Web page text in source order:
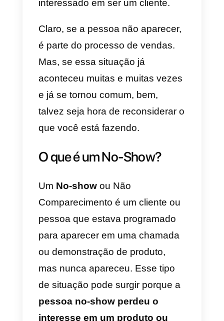
os potenciais clientes não
avisam. Ou seja, você nunca
receberá uma mensagem
informando que seu cliente não
irá comparecer à demonstração
ou à ligação, não há e-mails e
isso supõe uma carga de
estresse maior para os
Poucas coisas são mais irritantes
do que gastar tempo com um
cliente em potencial, apenas
descobrir que ele não está
interessado em ser um cliente.
Claro, se a pessoa não aparecer,